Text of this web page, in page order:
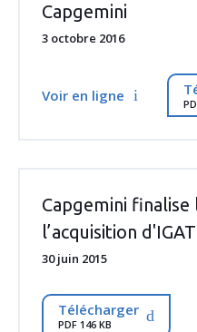
Capgemini
3 octobre 2016
Voir en ligne
Capgemini
l’acquisition
30 juin 2015
Télécharger
PDF 146 KB